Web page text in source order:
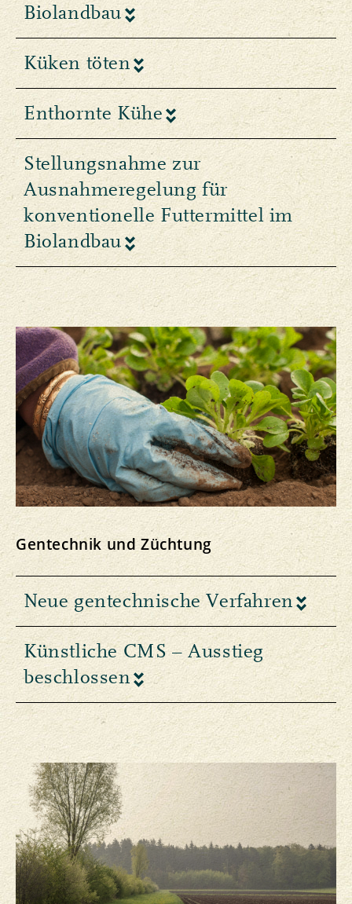
Biolandbau
Küken töten
Enthornte Kühe
Stellungsnahme zur
Ausnahmeregelung für
konventionelle Futtermittel im
Biolandbau
Gentechnik und Züchtung
Neue gentechnische Verfahren
Künstliche CMS – Ausstieg
beschlossen